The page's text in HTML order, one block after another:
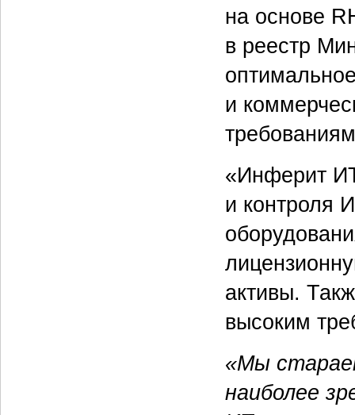
на основе
в реестр
и
«Инферит
и контроля
активы.
высоким
«Мы
наиболее